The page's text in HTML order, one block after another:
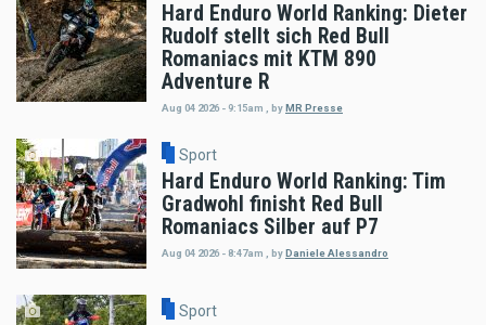
Hard Enduro World Ranking: Dieter
Rudolf stellt sich Red Bull
Romaniacs mit KTM 890
Adventure R
Aug 04 2026 - 9:15am , by MR Presse
Sport
Hard Enduro World Ranking: Tim
Gradwohl finisht Red Bull
Romaniacs Silber auf P7
Aug 04 2026 - 8:47am byDaniele Alessandro
Sport